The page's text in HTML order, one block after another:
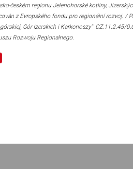
českém regionu Jelenohorské kotliny,
z Evropského fondu pro regionální rozvoj. /
Gór Izerskich i Karkonoszy" CZ.11.2.45/
Rozwoju Regionalnego.